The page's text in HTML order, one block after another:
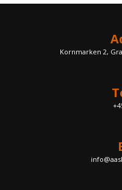
Kornmarken 2,